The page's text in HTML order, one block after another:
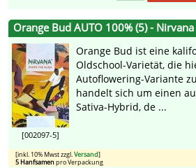
Orange Bud AUTO 100% (5) - Nirvana
[002097-5]
Orange Bud ist eine
Oldschool-Varietät, die
Autoflowering-Variante
handelt sich um einen
Sativa-Hybrid, de ...
[inkl. 10% Mwst zzgl.Versand]
5 Hanfsamenpro Verpackung